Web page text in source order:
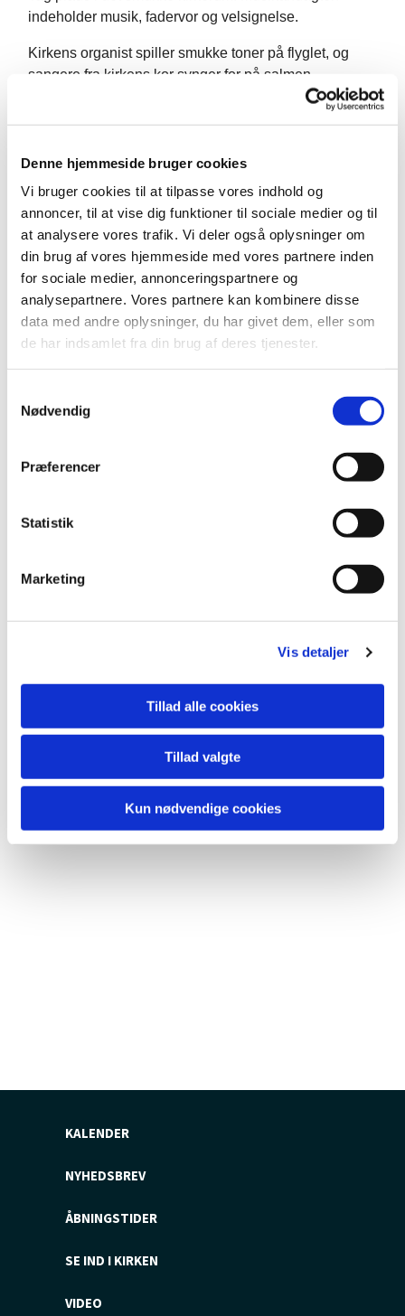
Denne hjemmeside bruger cookies
Vi bruger cookies til at tilpasse vores indhold og
annoncer, til at vise dig funktioner til sociale medier og til
at analysere vores trafik. Vi deler også oplysninger om
din brug af vores hjemmeside med vores partnere inden
for sociale medier, annonceringspartnere og
analysepartnere. Vores partnere kan kombinere disse
data med andre oplysninger, du har givet dem, eller som
de har indsamlet fra din brug af deres tjenester.
Nødvendig
Præferencer
Statistik
Marketing
Vis detaljer
Tillad alle cookies
Tillad valgte
Kun nødvendige cookies
indeholder musik, fadervor og velsignelse.
Kirkens organist spiller smukke toner på flyglet, og
sangere fra kirkens kor synger for på salmen.
Der er musikandagt i Helligaandskirken mandage kl.
12, tirsdage kl. 12, onsdage kl. 15, torsdage kl. 12 og
fredage kl. 12.
Du vil måske også kunne lide...
KALENDER
NYHEDSBREV
ÅBNINGSTIDER
SE IND I KIRKEN
VIDEO